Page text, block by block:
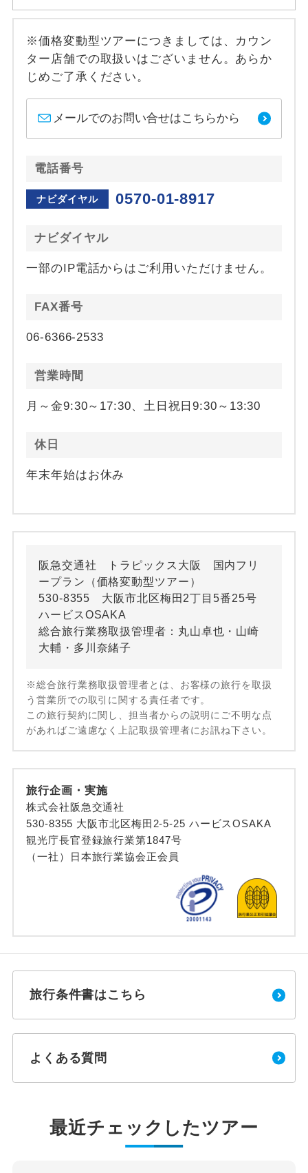
※価格変動型ツアーにつきましては、カウン
ター店舗での取扱いはございません。あらか
じめご了承ください。
メールでのお問い合せはこちらから
電話番号
ナビダイヤル 0570-01-8917
ナビダイヤル
一部のIP電話からはご利用いただけません。
FAX番号
06-6366-2533
営業時間
月～金9:30～17:30、土日祝日9:30～13:30
休日
年末年始はお休み
阪急交通社 トラピックス大阪 国内フリ
ープラン（価格変動型ツアー）
530-8355 大阪市北区梅田2丁目5番25号
ハービスOSAKA
総合旅行業務取扱管理者：丸山卓也・山崎
大輔・多川奈緒子
※総合旅行業務取扱管理者とは、お客様の旅行を取扱
う営業所での取引に関する責任者です。
この旅行契約に関し、担当者からの説明にご不明な点
があればご遠慮なく上記取扱管理者にお訊ね下さい。
旅行企画・実施
株式会社阪急交通社
530-8355 大阪市北区梅田2-5-25 ハービスOSAKA
観光庁長官登録旅行業第1847号
（一社）日本旅行業協会正会員
旅行条件書はこちら
よくある質問
最近チェックしたツアー